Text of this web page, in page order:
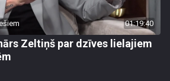
01:19:40
Zeltiņš par dzīves lielajiem